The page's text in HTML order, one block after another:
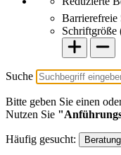
Barrierefreie
Schriftgröße
Suche
Bitte geben Sie einen
Nutzen Sie
Häufig gesucht: